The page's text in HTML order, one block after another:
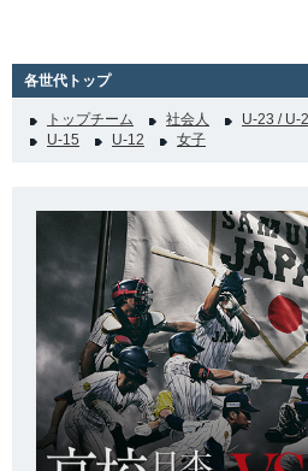
各世代トップ
トップチーム 社会人 U-23 / U-
U-15
U-12 女子